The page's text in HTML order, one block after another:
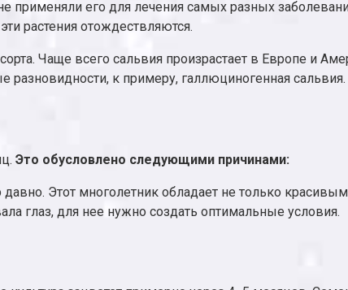
его для лечения самых разных
растения отождествляются.
Чаще всего сальвия произрастает в Европе и
разновидности, к примеру, галлюциногенная сальвия.
Это обусловлено следующими причинами:
Этот многолетник обладает не только
глаз, для нее нужно создать оптимальные условия.